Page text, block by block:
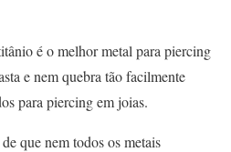
é o melhor metal para piercing
e nem quebra tão facilmente
​​para piercing em joias.
que nem todos os metais